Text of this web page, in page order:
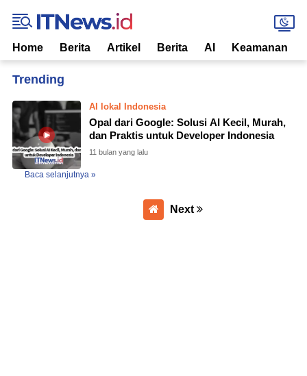
Home Berita Artikel Berita AI Keamanan
AI lokal Indonesia
Opal dari Google: Solusi AI Kecil, Murah,
dan Praktis untuk Developer Indonesia
11 bulan yang lalu
Baca selanjutnya »
Next